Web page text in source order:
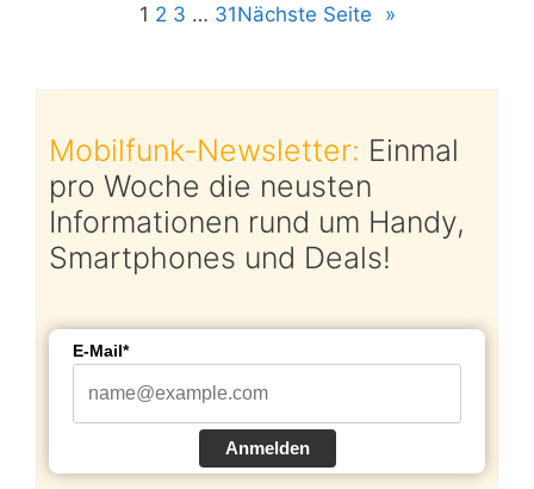
1 2 3 … 31Nächste Seite »
Mobilfunk-Newsletter: Einmal
pro Woche die neusten
Informationen rund um Handy,
Smartphones und Deals!
E-Mail*
Anmelden